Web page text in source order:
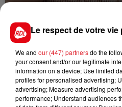
ENTRE NOUS : CELINE
CARSAT
Le respect de votre
We and our (447) partnersdo the
your consent and/or our legitimate
information on a device; Use limited
profiles for personalised advertising;
advertising; Measure advertising
performance; Understand audiences